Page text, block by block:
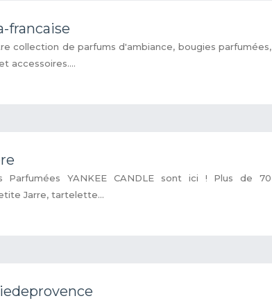
francaise
collection de parfums d'ambiance, bougies parfumées,
accessoires....
Parfumées YANKEE CANDLE sont ici ! Plus de 70
Jarre, tartelette...